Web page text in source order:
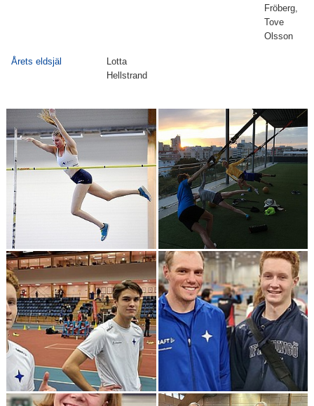
Fröberg,
Tove
Olsson
Årets eldsjäl
Lotta
Hellstrand